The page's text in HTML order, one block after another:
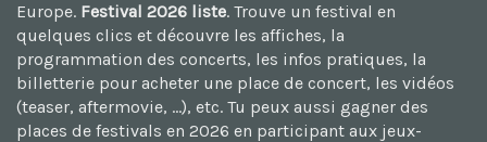
Europe. Festival 2026 liste. Trouve un festival en
quelques clics et découvre les affiches, la
programmation des concerts, les infos pratiques, la
billetterie pour acheter une place de concert, les vidéos
(teaser, aftermovie, ...), etc. Tu peux aussi gagner des
places de festivals en 2026 en participant aux jeux-